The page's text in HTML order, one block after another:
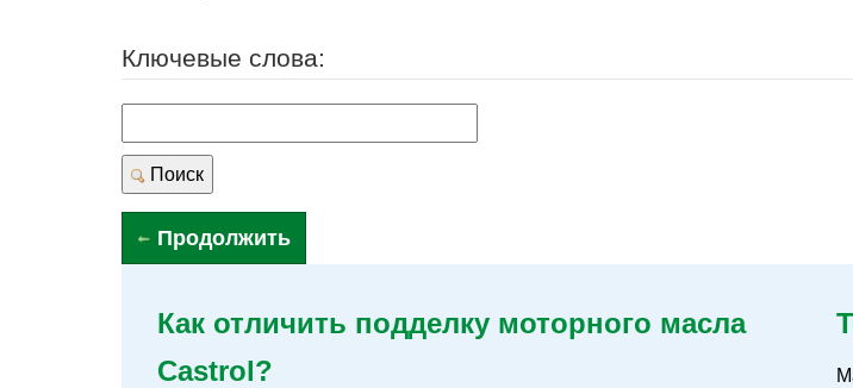
Ключевые слова:
Поиск
Продолжить
Как отличить подделку моторного масла
Castrol?